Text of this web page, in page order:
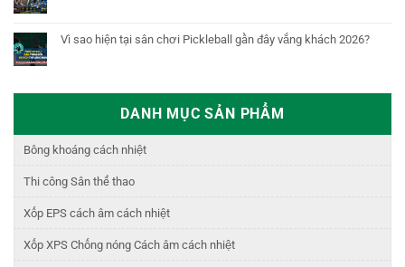
Vì sao hiện tại sân chơi Pickleball gần đây vắng khách 2026?
DANH MỤC SẢN PHẨM
Bông khoáng cách nhiệt
Thi công Sân thể thao
Xốp EPS cách âm cách nhiệt
Xốp XPS Chống nóng Cách âm cách nhiệt